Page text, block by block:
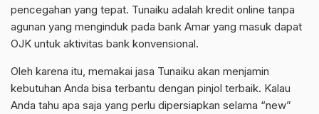
pencegahan yang tepat. Tunaiku adalah kredit online tanpa
agunan yang menginduk pada bank Amar yang masuk dapat
OJK untuk aktivitas bank konvensional.
Oleh karena itu, memakai jasa Tunaiku akan menjamin
kebutuhan Anda bisa terbantu dengan pinjol terbaik. Kalau
Anda tahu apa saja yang perlu dipersiapkan selama “new”